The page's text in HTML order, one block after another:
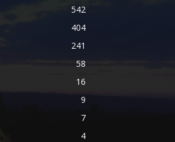
542
404
241
58
16
9
7
4